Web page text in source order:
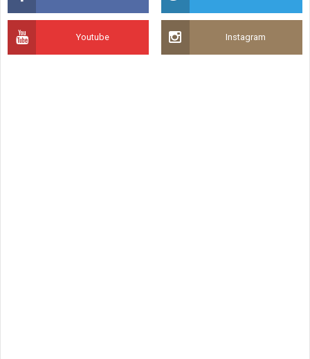
Youtube Instagram